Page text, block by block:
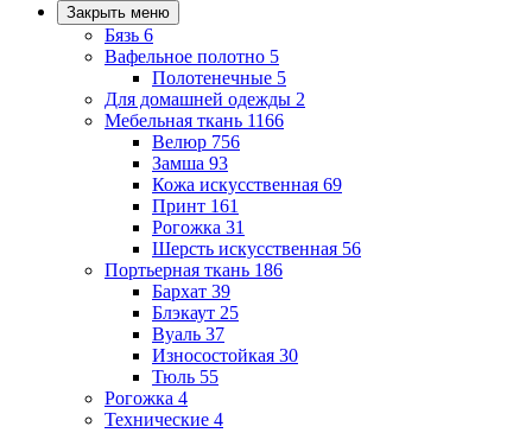
Закрыть меню
Бязь 6
Вафельное полотно 5
Полотенечные 5
Для домашней одежды 2
Мебельная ткань 1166
Велюр 756
Замша 93
Кожа искусственная 69
Принт 161
Рогожка 31
Шерсть искусственная 56
Портьерная ткань 186
Бархат 39
Блэкаут 25
Вуаль 37
Износостойкая 30
Тюль 55
Рогожка 4
Технические 4